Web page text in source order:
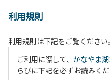
利用規則
利用規則は下記をご覧ください。
ご利用に際して、 かなやま
らびに下記を必ずお読みくだ